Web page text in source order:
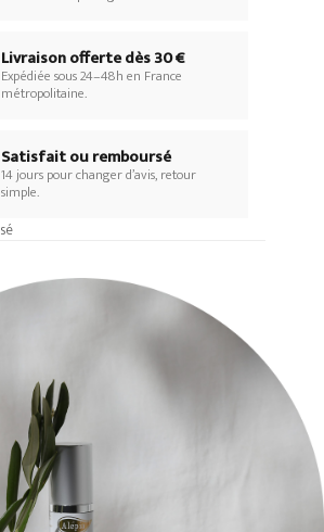
Livraison offerte dès 30 €
Expédiée sous 24–48h en France
métropolitaine.
Satisfait ou remboursé
14 jours pour changer d’avis, retour
simple.